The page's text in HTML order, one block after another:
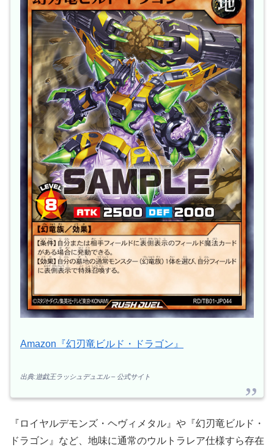
Amazon『幻刃竜ビルド・ドラゴン』
出典:遊戯王ラッシュデュエル – 公式サイト
『ロイヤルデモンズ・ヘヴィメタル』や『幻刃竜ビルド・
ドラゴン』など、地味に通常のウルトラレア仕様すら存在